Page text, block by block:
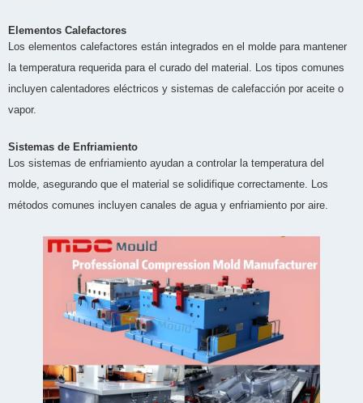
Elementos Calefactores
Los elementos calefactores están integrados en el molde para mantener
la temperatura requerida para el curado del material. Los tipos comunes
incluyen calentadores eléctricos y sistemas de calefacción por aceite o
vapor.
Sistemas de Enfriamiento
Los sistemas de enfriamiento ayudan a controlar la temperatura del
molde, asegurando que el material se solidifique correctamente. Los
métodos comunes incluyen canales de agua y enfriamiento por aire.